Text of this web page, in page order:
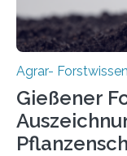
Agrar-
Gießener